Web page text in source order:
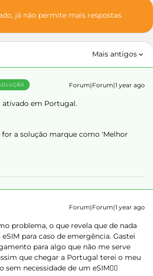
já não permite mais respostas.
Mais antigos
Forum|Forum|1 year ago
ativado em Portugal.
for a solução marque como 'Melhor
Forum|Forum|1 year ago
problema, o que revela que de nada
para caso de emergência. Gastei
para algo que não me serve
que chegar a Portugal terei o meu
necessidade de um eSIM🤷‍♀️